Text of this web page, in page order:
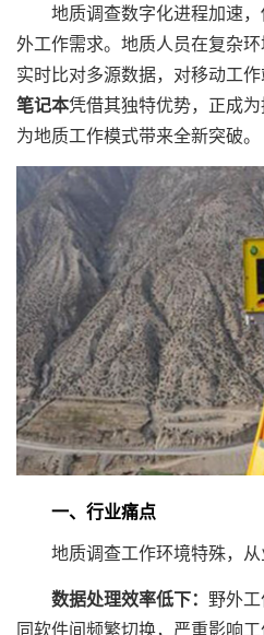
地质调查数字化进程加速，
外工作需求。地质人员在复杂环
实时比对多源数据，对移动工作
笔记本凭借其独特优势，正成
为地质工作模式带来全新突破。
一、行业痛点
地质调查工作环境特殊，从
数据处理效率低下： 野外
同软件间频繁切换，严重影响工